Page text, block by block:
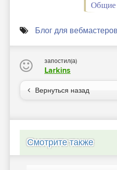
Общие
Блог для вебмастеров
запостил(а)
Larkins
Вернуться назад
Смотрите также